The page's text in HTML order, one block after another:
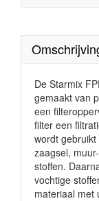
De Starmix
gemaakt van
een
filter een
wordt
zaagsel,
stoffen.
vochtige
materiaal met